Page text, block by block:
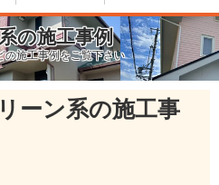
の施工事例
の施工事例をご覧下さい
ーン系の施工事